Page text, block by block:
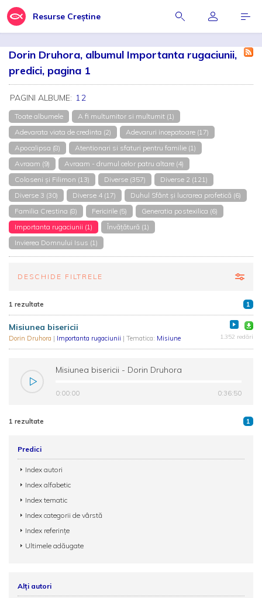
Resurse Creștine
Dorin Druhora, albumul Importanta rugaciunii,
predici, pagina 1
PAGINI ALBUME: 12
Toate albumele
A fi multumitor si multumit (1)
Adevarata viata de credinta (2)
Adevaruri incepatoare (17)
Apocalipsa (8)
Atentionari si sfaturi pentru familie (1)
Avraam (9)
Avraam - drumul celor patru altare (4)
Coloseni și Filimon (13)
Diverse (357)
Diverse 2 (121)
Diverse 3 (30)
Diverse 4 (17)
Duhul Sfânt și lucrarea profetică (6)
Familia Crestina (8)
Fericirile (5)
Generatia postexilica (6)
Importanta rugaciunii (1)
Învățătură (1)
Invierea Domnului Isus (1)
DESCHIDE FILTRELE
1 rezultate 1
Misiunea bisericii
Dorin Druhora | Importanta rugaciunii | Tematica: Misiune 1.352 redări
Misiunea bisericii - Dorin Druhora
0:00:00 0:36:50
1 rezultate 1
Predici
Index autori
Index alfabetic
Index tematic
Index categorii de vârstă
Index referințe
Ultimele adăugate
Alți autori